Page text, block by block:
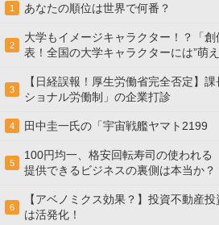
1 あなたの順位は世界で何番？
2
大学もイメージキャラクター！？「
表！全国の大学キャラクターには”萌え
3
【日経誤報！厚生労働省完全否定】
ショナル労働制」の企業打診
4 田中圭一氏の「宇宙戦艦ヤマト2199
5
100円均一、格安回転寿司の使われる
提供できるビジネスの裏側は本当か？
6
【アベノミクス効果？】投資不動産
は活発化！